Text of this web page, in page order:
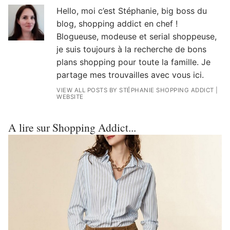
Hello, moi c’est Stéphanie, big boss du
blog, shopping addict en chef !
Blogueuse, modeuse et serial shoppeuse,
je suis toujours à la recherche de bons
plans shopping pour toute la famille. Je
partage mes trouvailles avec vous ici.
VIEW ALL POSTS BY STÉPHANIE SHOPPING ADDICT
WEBSITE
A lire sur Shopping Addict...